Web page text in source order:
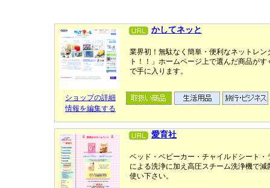
かしてネッと
業界初！無駄なく簡単・便利なネットレ
ト！！」ホームページ上で選んだ商品が
で手に入ります。
ショップの詳細
情報を編集する
愛育社
ベッド・ベビーカー・チャイルドシート
による洗浄に加え高圧スチーム洗浄機で
使い下さい。